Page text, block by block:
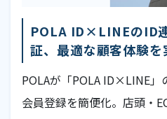
POLA ID×LINEのID
証、最適な顧客体験を
POLAが「POLA ID×LINE」
会員登録を簡便化。店頭・